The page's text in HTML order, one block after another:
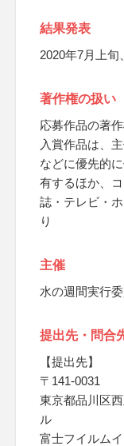
結果発表
2020年7月上
著作権の扱い
応募作品の著
入賞作品は、
などに優先的
有するほか、
誌・テレビ・
り
主催
水の週間実行
提出先・問合
【提出先】
〒141-0031
東京都品川区
ル
富士フイルム